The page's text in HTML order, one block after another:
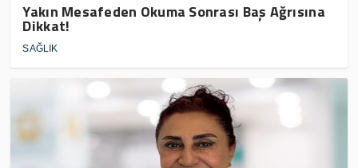
Yakın Mesafeden Okuma Sonrası Baş Ağrısına
Dikkat!
SAĞLIK